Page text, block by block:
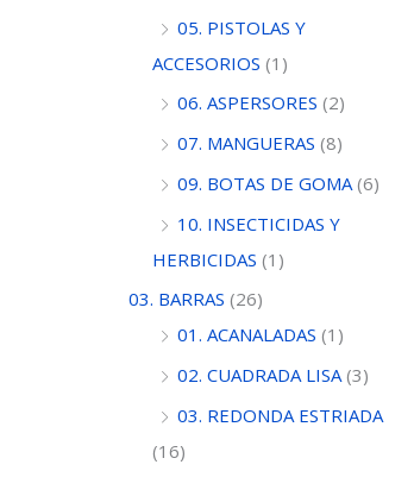
05. PISTOLAS Y
ACCESORIOS (1)
06. ASPERSORES (2)
07. MANGUERAS (8)
09. BOTAS DE GOMA (6)
10. INSECTICIDAS Y
HERBICIDAS (1)
03. BARRAS (26)
01. ACANALADAS (1)
02. CUADRADA LISA (3)
03. REDONDA ESTRIADA
(16)